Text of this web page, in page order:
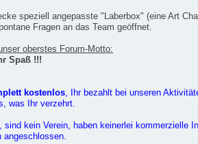
speziell angepasste "Laberbox" (eine Art
Fragen an das Team geöffnet.
oberstes Forum-Motto:
Spaß !!!
kostenlos , Ihr bezahlt bei unseren
was Ihr verzehrt.
kein Verein, haben keinerlei kommerzielle
angeschlossen.